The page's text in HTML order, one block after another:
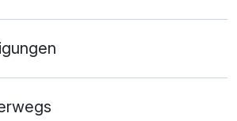
Kind